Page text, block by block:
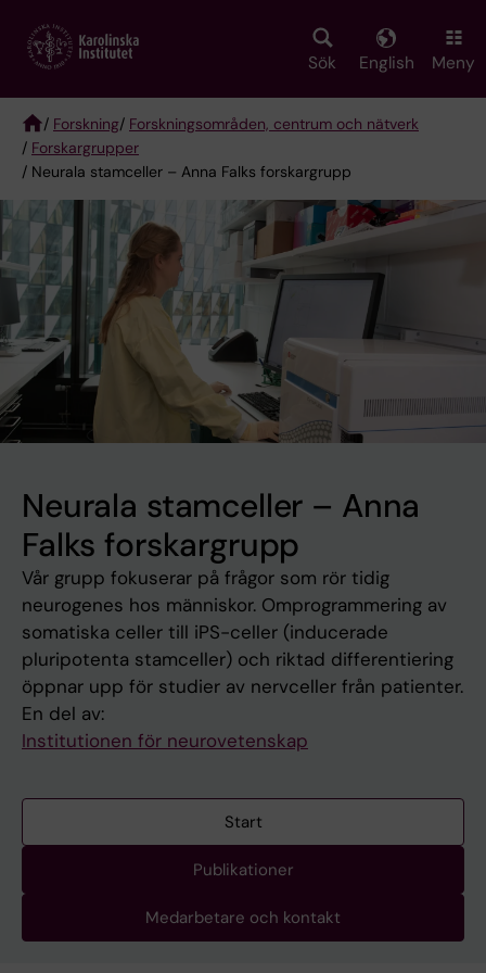
main
Sök English Meny
Breadcrumb
/ Forskning/ Forskningsområden, centrum och nätverk
/ Forskargrupper
/ Neurala stamceller – Anna Falks forskargrupp
Neurala stamceller – Anna
Falks forskargrupp
Vår grupp fokuserar på frågor som rör tidig
neurogenes hos människor. Omprogrammering av
somatiska celler till iPS-celler (inducerade
pluripotenta stamceller) och riktad differentiering
öppnar upp för studier av nervceller från patienter.
En del av:
Institutionen för neurovetenskap
Start
Publikationer
Medarbetare och kontakt